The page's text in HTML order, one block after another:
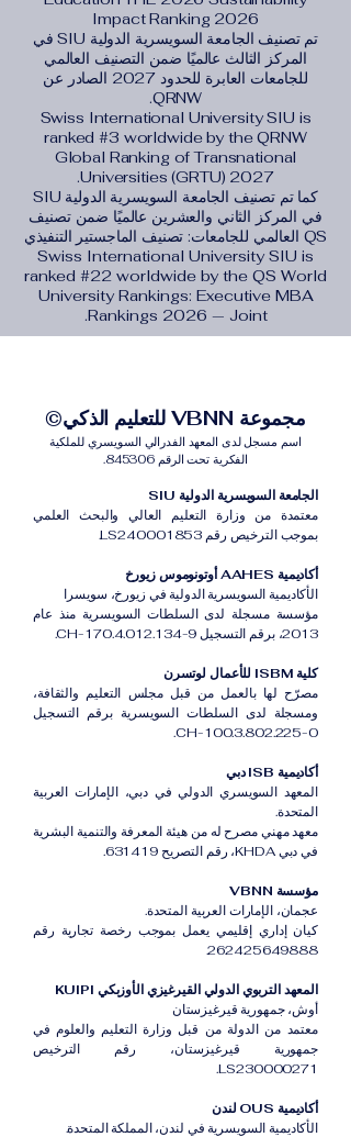
Impact Ranking 2026
تم تصنيف الجامعة السويسرية الدولية SIU في
المركز الثالث عالميًا ضمن التصنيف العالمي
للجامعات العابرة للحدود 2027 الصادر عن
QRNW.
Swiss International University SIU is
ranked #3 worldwide by the QRNW
Global Ranking of Transnational
Universities (GRTU) 2027.
كما تم تصنيف الجامعة السويسرية الدولية SIU
في المركز الثاني والعشرين عالميًا ضمن تصنيف
QS العالمي للجامعات: تصنيف الماجستير التنفيذي
Swiss International University SIU is
ranked #22 worldwide by the QS World
University Rankings: Executive MBA
Rankings 2026 — Joint.
مجموعة VBNN للتعليم الذكي©
اسم مسجل لدى المعهد الفدرالي السويسري للملكية
الفكرية تحت الرقم 845306.
الجامعة السويسرية الدولية SIU
معتمدة من وزارة التعليم العالي والبحث العلمي
بموجب الترخيص رقم LS240001853.
أكاديمية AAHES أوتونوموس زيورخ
الأكاديمية السويسرية الدولية في زيورخ، سويسرا
مؤسسة مسجلة لدى السلطات السويسرية منذ عام
2013، برقم التسجيل CH-170.4.012.134-9.
كلية ISBM للأعمال لوتسرن
مصرّح لها بالعمل من قبل مجلس التعليم والثقافة،
ومسجلة لدى السلطات السويسرية برقم التسجيل
CH-100.3.802.225-0.
أكاديمية ISB دبي
المعهد السويسري الدولي في دبي، الإمارات العربية
المتحدة.
معهد مهني مصرح له من هيئة المعرفة والتنمية البشرية
في دبي KHDA، رقم التصريح 631419.
مؤسسة VBNN
عجمان، الإمارات العربية المتحدة.
كيان إداري إقليمي يعمل بموجب رخصة تجارية رقم
262425649888.
المعهد التربوي الدولي القيرغيزي الأوزبكي KUIPI
أوش، جمهورية قيرغيزستان
معتمد من الدولة من قبل وزارة التعليم والعلوم في
جمهورية قيرغيزستان، رقم الترخيص
LS230000271.
أكاديمية OUS لندن
الأكاديمية السويسرية في لندن، المملكة المتحدة.